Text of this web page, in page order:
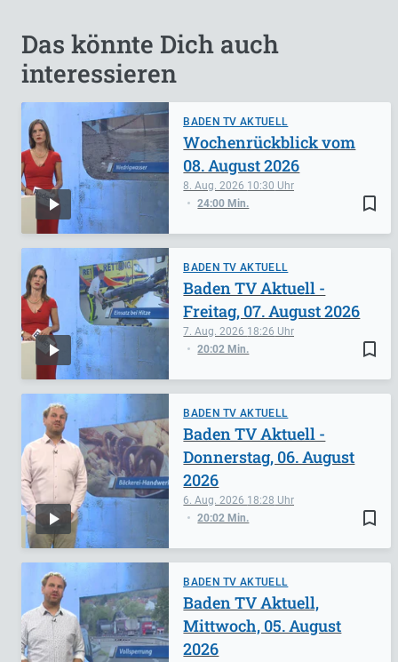
Das könnte Dich auch
interessieren
BADEN TV AKTUELL
bookmark_border
8. Aug. 2026 10:30
24:00 Min.
Wochenrückblick vom
08. August 2026
BADEN TV AKTUELL
bookmark_border
7. Aug. 2026 18:26
20:02 Min.
Baden TV Aktuell -
Freitag, 07. August 2026
BADEN TV AKTUELL
bookmark_border
6. Aug. 2026 18:28
20:02 Min.
Baden TV Aktuell -
Donnerstag, 06. August
2026
BADEN TV AKTUELL
Baden TV Aktuell,
Mittwoch, 05. August
2026